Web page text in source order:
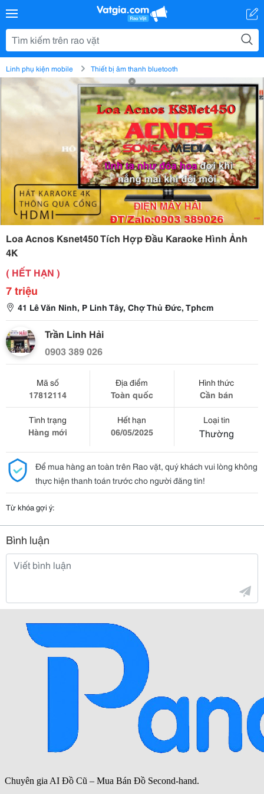
Linh phụ kiện mobile Thiết bị âm thanh bluetooth
Loa Acnos Ksnet450 Tích Hợp Đầu Karaoke Hình Ảnh
4K
( HẾT HẠN )
7 triệu
41 Lê Văn Ninh, P Linh Tây, Chợ Thủ Đức, Tphcm
Trần Linh Hải
0903 389 026
Mã số
17812114
Địa điểm
Toàn quốc
Hình thức
Cần bán
Tình trạng
Hàng mới
Hết hạn
06/05/2025
Loại tin
Thường
Để mua hàng an toàn trên Rao vặt, quý khách vui lòng không
thực hiện thanh toán trước cho người đăng tin!
Từ khóa gợi ý:
Bình luận